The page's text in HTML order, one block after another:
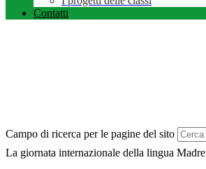
Contatti
Campo di ricerca per le pagine del sito
La giornata internazionale della lingua Madre